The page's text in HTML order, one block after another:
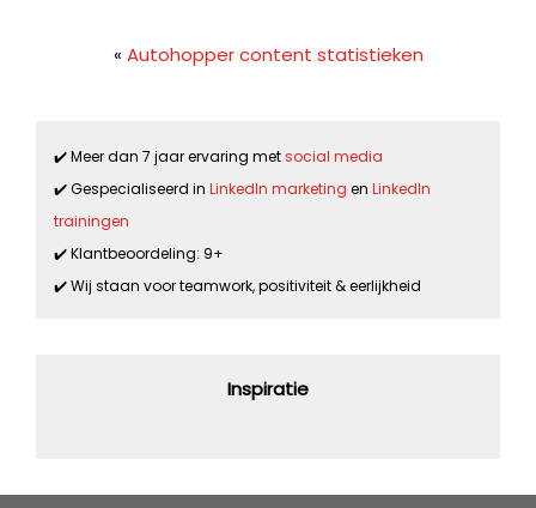
« Autohopper content statistieken
✔️ Meer dan 7 jaar ervaring metsocial media
✔️ Gespecialiseerd in LinkedIn marketing en LinkedIn
trainingen
✔️ Klantbeoordeling: 9+
✔️ Wij staan voor teamwork, positiviteit & eerlijkheid
Inspiratie